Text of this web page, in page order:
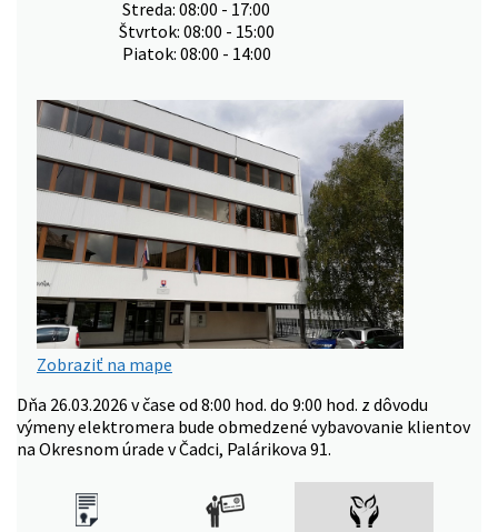
Streda: 08:00 - 17:00
Štvrtok: 08:00 - 15:00
Piatok: 08:00 - 14:00
Zobraziť na mape
Dňa 26.03.2026 v čase od 8:00 hod. do 9:00 hod. z dôvodu
výmeny elektromera bude obmedzené vybavovanie klientov
na Okresnom úrade v Čadci, Palárikova 91.